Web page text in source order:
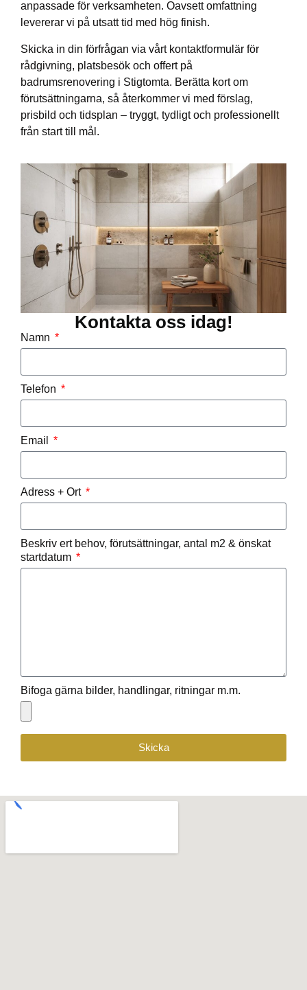
anpassade för verksamheten. Oavsett omfattning
levererar vi på utsatt tid med hög finish.
Skicka in din förfrågan via vårt kontaktformulär för
rådgivning, platsbesök och offert på
badrumsrenovering i Stigtomta. Berätta kort om
förutsättningarna, så återkommer vi med förslag,
prisbild och tidsplan – tryggt, tydligt och professionellt
från start till mål.
Kontakta oss idag!
Namn
Telefon
Email
Adress + Ort
Beskriv ert behov, förutsättningar, antal m2 & önskat
startdatum
Bifoga gärna bilder, handlingar, ritningar m.m.
Skicka